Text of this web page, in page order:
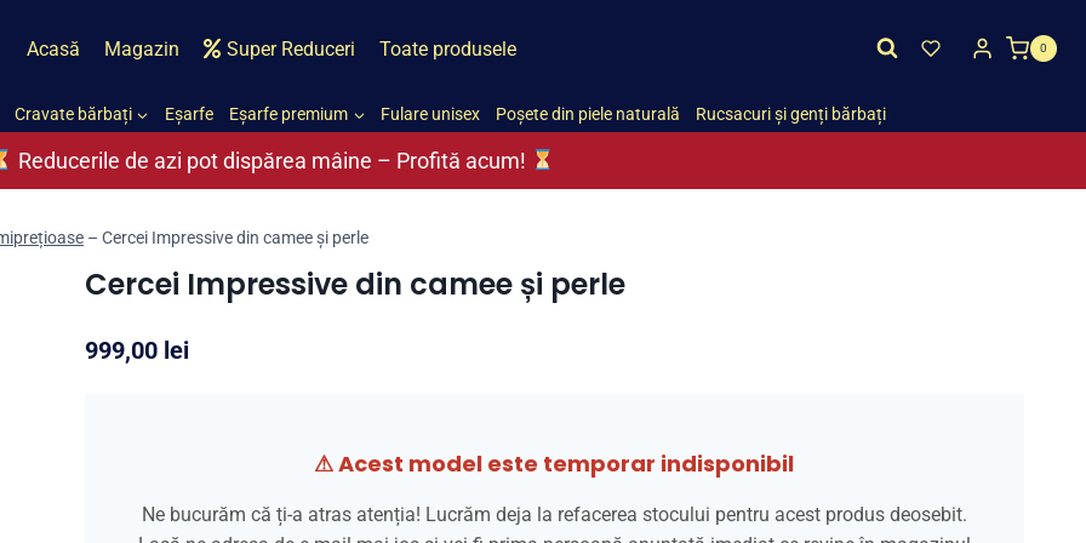
Acasă Magazin Super Reduceri Toate produsele 0
Cravate bărbați Eșarfe Eșarfe premium Fulare unisex Poșete din piele naturală Rucsacuri și genți bărbați
Reducerile de azi pot dispărea mâine – Profită acum!
– Cercei Impressive din camee și perle
Cercei Impressive din camee și perle
999,00 lei
⚠ Acest model este temporar indisponibil
Ne bucurăm că ți-a atras atenția! Lucrăm deja la refacerea stocului pentru acest produs deosebit.